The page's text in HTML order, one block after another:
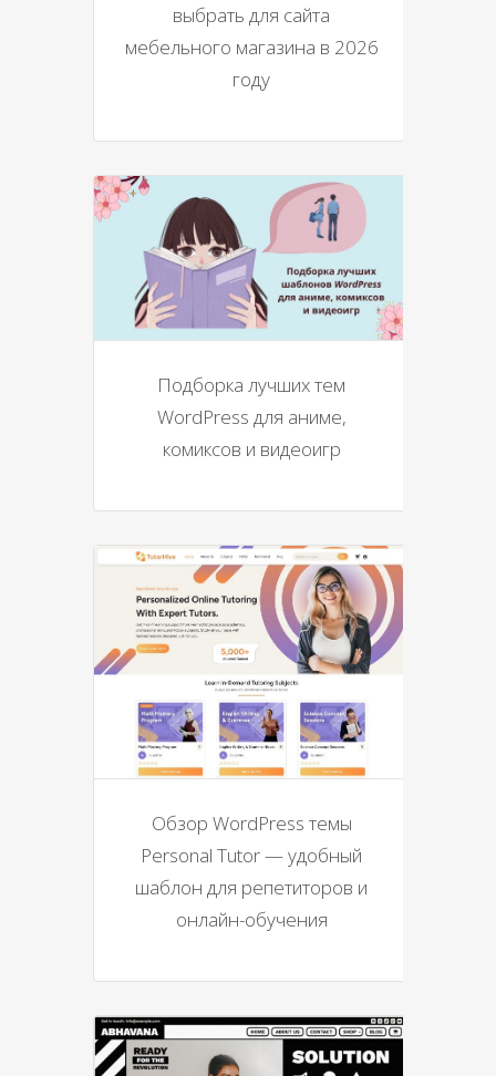
выбрать для сайта
мебельного магазина в 2026
году
Подборка лучших тем
WordPress для аниме,
комиксов и видеоигр
Обзор WordPress темы
Personal Tutor — удобный
шаблон для репетиторов и
онлайн-обучения